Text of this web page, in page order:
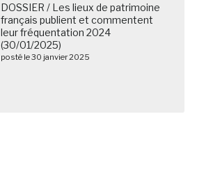
DOSSIER / Les lieux de patrimoine
français publient et commentent
leur fréquentation 2024
(30/01/2025)
posté le 30 janvier 2025